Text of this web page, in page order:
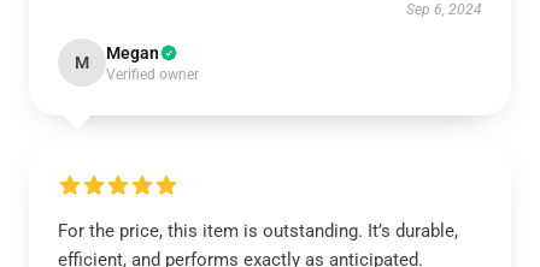
Sep 6, 2024
M Megan
Verified owner
For the price, this item is outstanding. It’s durable,
efficient, and performs exactly as anticipated.